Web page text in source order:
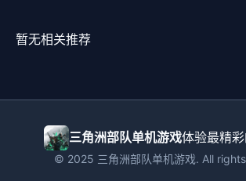
暂无相关推荐
三角洲部队单机游戏体验最精
© 2025 三角洲部队单机游戏. All